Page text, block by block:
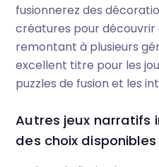
fusionnerez des
créatures pour
remontant à plusieurs
excellent titre pour les
puzzles de fusion et les
Autres jeux narratifs
des choix